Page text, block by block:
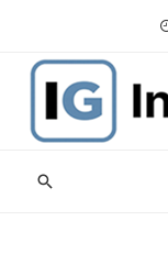
content